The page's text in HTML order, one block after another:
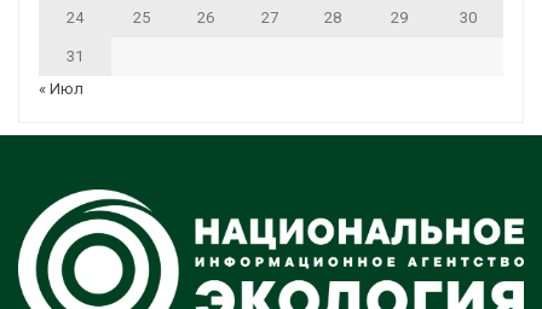
24 25 26 27 28 29 30
31
« Июл